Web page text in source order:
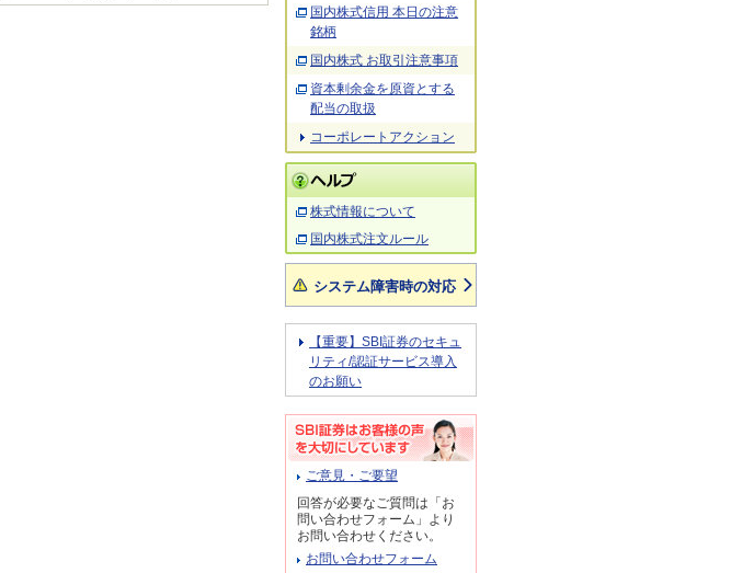
国内株式信用 本日の注意
銘柄
国内株式 お取引注意事項
資本剰余金を原資とする
配当の取扱
コーポレートアクション
株式情報について
国内株式注文ルール
システム障害時の対応
【重要】SBI証券のセキュ
リティ/認証サービス導入
のお願い
ご意見・ご要望
回答が必要なご質問は「お
問い合わせフォーム」より
お問い合わせください。
お問い合わせフォーム